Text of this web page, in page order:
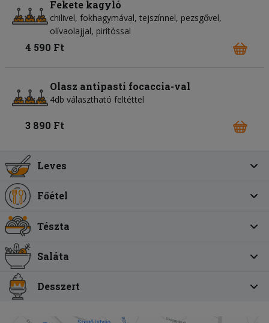
Fekete kagyló
chilivel, fokhagymával, tejszínnel, pezsgővel,
olívaolajjal, pirítóssal
4 590 Ft
Olasz antipasti focaccia-val
4db választható feltéttel
3 890 Ft
Leves
Főétel
Tészta
Saláta
Desszert